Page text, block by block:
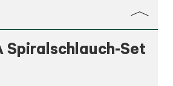
Spiralschlauch-Set